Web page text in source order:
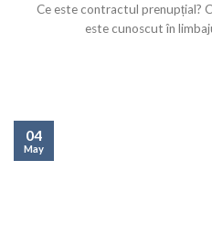
Ce este contractul prenupțial?
este cunoscut în
04
May